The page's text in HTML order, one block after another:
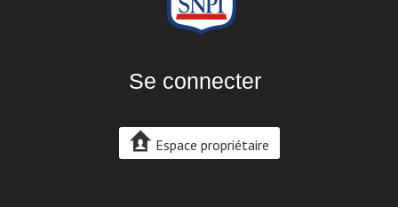
Se connecter
Espace propriétaire